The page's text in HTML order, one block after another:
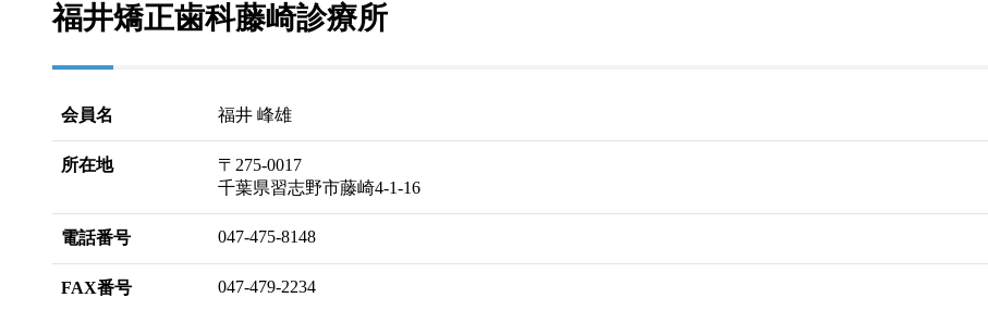
福井矯正歯科藤崎診療所
会員名 福井 峰雄
所在地
〒275-0017
千葉県習志野市藤崎4-1-16
電話番号 047-475-8148
FAX番号 047-479-2234